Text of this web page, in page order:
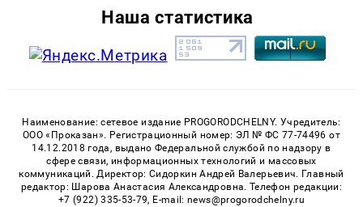
Наша статистика
Наименование: сетевое издание PROGORODCHELNY. Учредитель:
ООО «Проказан». Регистрационный номер: ЭЛ № ФС 77-74496 от
14.12.2018 года, выдано Федеральной службой по надзору в
сфере связи, информационных технологий и массовых
коммуникаций. Директор: Сидоркин Андрей Валерьевич. Главный
редактор: Шарова Анастасия Александровна. Телефон редакции:
+7 (922) 335-53-79, E-mail: news@progorodchelny.ru